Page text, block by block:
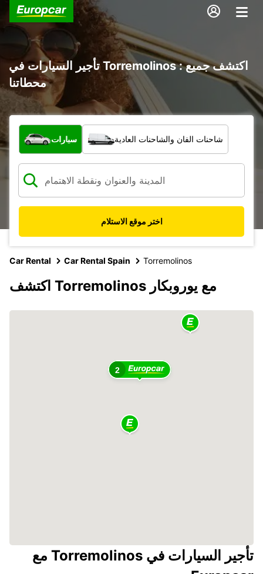
تأجير السيارات في Torremolinos : اكتشف جميع
محطاتنا
ما نوع المركبة؟
سيارات شاحنات الفان والشاحنات العادية
اختر موقع الاستلام
Car Rental Car Rental Spain Torremolinos
اكتشف Torremolinos مع يوروبكار
2
تأجير السيارات في Torremolinos مع